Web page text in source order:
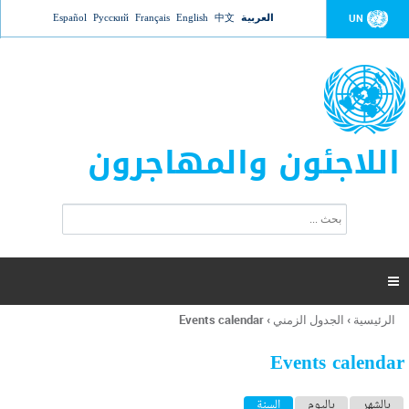
Jump to navigation UN العربية 中文
English
Français
Русский
Español
اللاجئون والمهاجرون
ت
ر
ل
ح
ب

أنت
هنا
الرئيسية › الجدول الزمني ›
Events calendar
Events calendar